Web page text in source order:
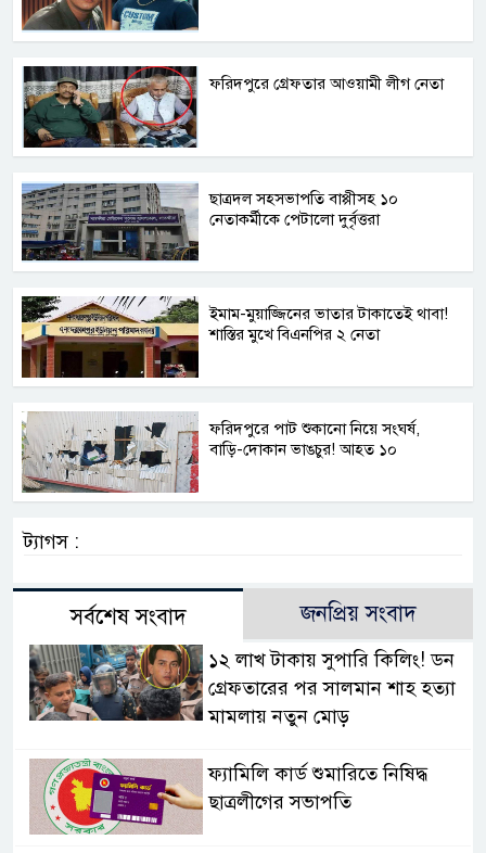
ফরিদপুরে গ্রেফতার আওয়ামী লীগ নেতা
ছাত্রদল সহসভাপতি বাপ্পীসহ ১০
নেতাকর্মীকে পেটালো দুর্বৃত্তরা
ইমাম-মুয়াজ্জিনের ভাতার টাকাতেই থাবা!
শাস্তির মুখে বিএনপির ২ নেতা
ফরিদপুরে পাট শুকানো নিয়ে সংঘর্ষ,
বাড়ি-দোকান ভাঙচুর! আহত ১০
ট্যাগস :
সর্বশেষ সংবাদ জনপ্রিয় সংবাদ
১২ লাখ টাকায় সুপারি কিলিং! ডন
গ্রেফতারের পর সালমান শাহ হত্যা
মামলায় নতুন মোড়
ফ্যামিলি কার্ড শুমারিতে নিষিদ্ধ
ছাত্রলীগের সভাপতি